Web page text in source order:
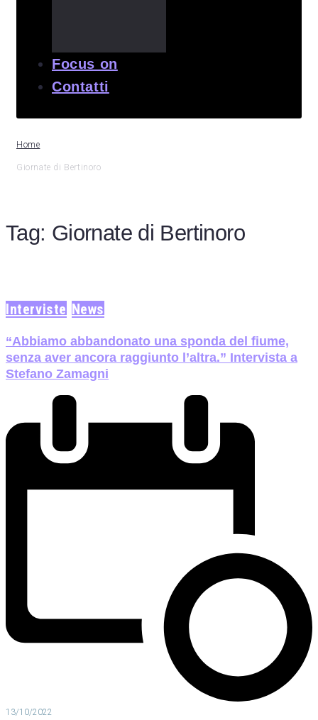
Focus on
Contatti
Home
Giornate di Bertinoro
Tag: Giornate di Bertinoro
Interviste News
“Abbiamo abbandonato una sponda del fiume,
senza aver ancora raggiunto l’altra.” Intervista a
Stefano Zamagni
13/10/2022